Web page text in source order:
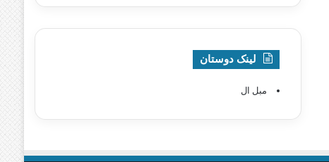
لینک دوستان
مبل ال